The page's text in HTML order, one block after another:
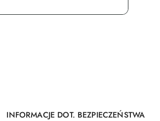
INFORMACJE DOT. BEZPIECZEŃSTWA